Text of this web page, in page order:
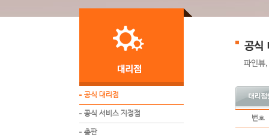
공식 대리점
공식 서비스 지정점
총판
파인뷰
번호